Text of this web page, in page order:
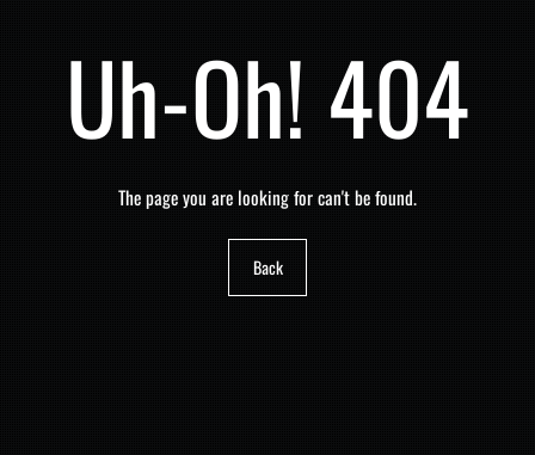
Uh-Oh! 404
The page you are looking for can't be found.
Back